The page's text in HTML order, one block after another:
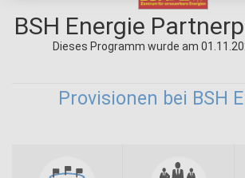
BSH Energie
Dieses Programm wurde am
Provisionen bei BSH